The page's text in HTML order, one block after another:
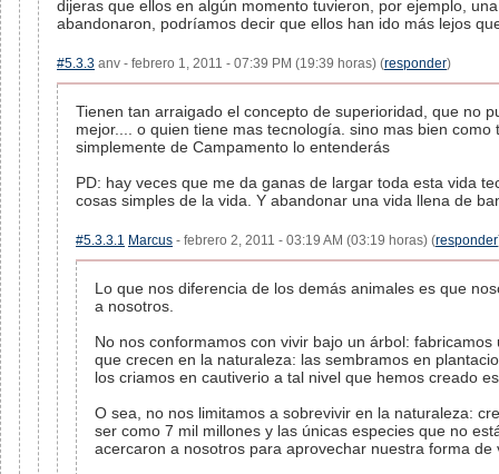
dijeras que ellos en algún momento tuvieron, por ejemplo,
abandonaron, podríamos decir que ellos han ido más lejos
#5.3.3 anv - febrero 1, 2011 - 07:39 PM (19:39 horas) (responder)
Tienen tan arraigado el concepto de superioridad, que no
mejor.... o quien tiene mas tecnología. sino mas bien
simplemente de Campamento lo entenderás
PD: hay veces que me da ganas de largar toda esta vida
cosas simples de la vida. Y abandonar una vida llena de
#5.3.3.1 Marcus - febrero 2, 2011 - 03:19 AM (03:19 horas) (responder
Lo que nos diferencia de los demás animales es que
a nosotros.
No nos conformamos con vivir bajo un árbol:
que crecen en la naturaleza: las sembramos en
los criamos en cautiverio a tal nivel que hemos creado
O sea, no nos limitamos a sobrevivir en la naturaleza:
ser como 7 mil millones y las únicas especies que no
acercaron a nosotros para aprovechar nuestra forma de